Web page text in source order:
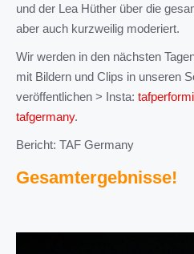
und der Lea Hüther über die
aber auch kurzweilig moderiert.
Wir werden in den nächsten
mit Bildern und Clips in unseren
veröffentlichen > Insta:
tafgermany.
Bericht: TAF Germany
Gesamtergebnisse!